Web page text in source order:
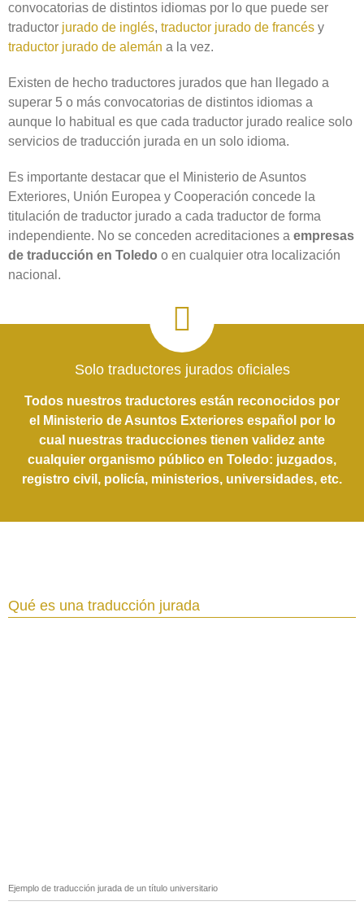
convocatorias de distintos idiomas por lo que puede ser
traductor jurado de inglés, traductor jurado de francés y
traductor jurado de alemán a la vez.
Existen de hecho traductores jurados que han llegado a
superar 5 o más convocatorias de distintos idiomas a
aunque lo habitual es que cada traductor jurado realice solo
servicios de traducción jurada en un solo idioma.
Es importante destacar que el Ministerio de Asuntos
Exteriores, Unión Europea y Cooperación concede la
titulación de traductor jurado a cada traductor de forma
independiente. No se conceden acreditaciones a empresas
de traducción en Toledo‎ o en cualquier otra localización
nacional.
Solo traductores jurados oficiales
Todos nuestros traductores están reconocidos por
el Ministerio de Asuntos Exteriores español por lo
cual nuestras traducciones tienen validez ante
cualquier organismo público en Toledo‎: juzgados,
registro civil, policía, ministerios, universidades, etc.
Qué es una traducción jurada
Ejemplo de traducción jurada de un título universitario